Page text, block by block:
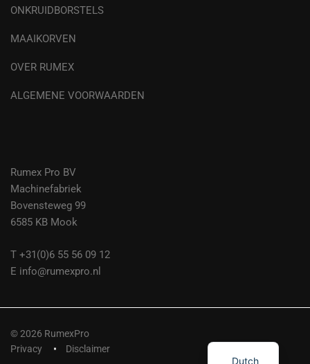
ONKRUIDBORSTELS
MAAIKORVEN
OVER RUMEX
ALGEMENE VOORWAARDEN
Rumex Pro BV
Machinefabriek
Bovensteweg 99
6585 KB Mook
T +31(0)6 55 56 09 12
E info@rumexpro.nl
© 2026 RumexPro
Privacy
Disclaimer
Dutch